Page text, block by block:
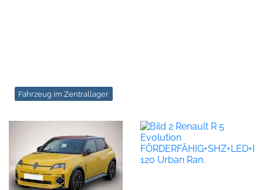
Fahrzeug im Zentrallager